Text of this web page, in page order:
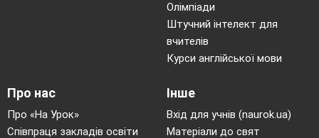
Олімпіади
Штучний інтелект для
вчителів
Курси англійської мови
Про нас
Про «На Урок»
Співпраця закладів освіти
Інше
Вхід для учнів (naurok.ua)
Матеріали до свят